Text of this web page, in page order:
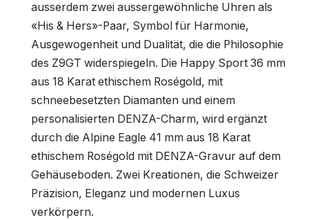
ausserdem zwei aussergewöhnliche Uhren als
«His & Hers»-Paar, Symbol für Harmonie,
Ausgewogenheit und Dualität, die die Philosophie
des Z9GT widerspiegeln. Die Happy Sport 36 mm
aus 18 Karat ethischem Roségold, mit
schneebesetzten Diamanten und einem
personalisierten DENZA-Charm, wird ergänzt
durch die Alpine Eagle 41 mm aus 18 Karat
ethischem Roségold mit DENZA-Gravur auf dem
Gehäuseboden. Zwei Kreationen, die Schweizer
Präzision, Eleganz und modernen Luxus
verkörpern.